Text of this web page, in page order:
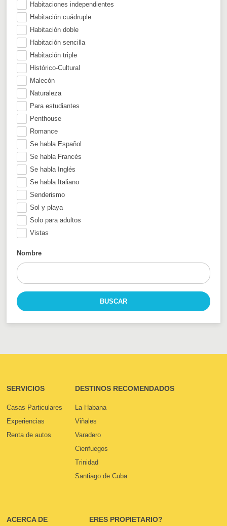
Habitaciones independientes
Habitación cuádruple
Habitación doble
Habitación sencilla
Habitación triple
Histórico-Cultural
Malecón
Naturaleza
Para estudiantes
Penthouse
Romance
Se habla Español
Se habla Francés
Se habla Inglés
Se habla Italiano
Senderismo
Sol y playa
Solo para adultos
Vistas
Nombre
SERVICIOS
Casas Particulares
Experiencias
Renta de autos
DESTINOS RECOMENDADOS
La Habana
Viñales
Varadero
Cienfuegos
Trinidad
Santiago de Cuba
ACERCA DE ERES PROPIETARIO?